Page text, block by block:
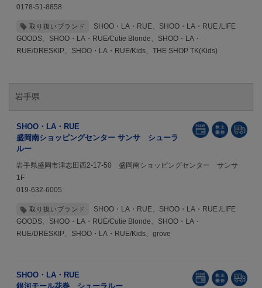
0178-51-8858
取り扱いブランド
SHOO・LA・RUE、SHOO・LA・RUE /LIFE
GOODS、SHOO・LA・RUE/Cutie Blonde、SHOO・LA・
RUE/DRESKIP、SHOO・LA・RUE/Kids、THE SHOP TK(Kids)
岩手県
SHOO・LA・RUE
盛岡南ショッピングセンター サンサ シューラ
ルー
岩手県盛岡市津志田西2-17-50 盛岡南ショッピングセンター サンサ
1F
019-632-6005
取り扱いブランド
SHOO・LA・RUE、SHOO・LA・RUE /LIFE
GOODS、SHOO・LA・RUE/Cutie Blonde、SHOO・LA・
RUE/DRESKIP、SHOO・LA・RUE/Kids、grove
SHOO・LA・RUE
銀河モール花巻 シューラルー